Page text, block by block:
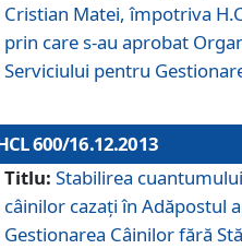
Cristian Matei, împotriva
prin care s-au aprobat
Serviciului pentru
600/16.12.2013
Titlu: Stabilirea
câinilor cazaţi în Adăpostul
Gestionarea Câinilor fără